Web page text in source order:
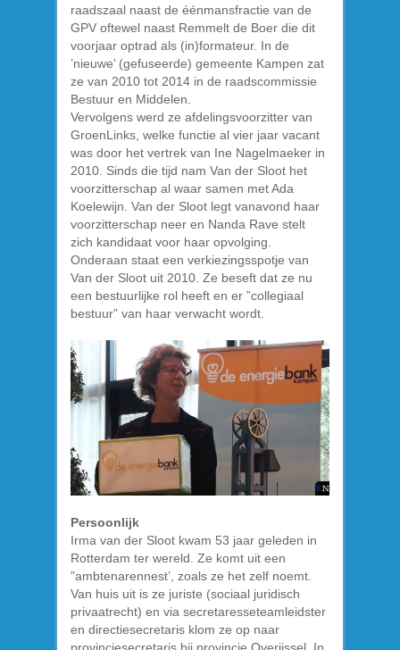
raadszaal naast de éénmansfractie van de
GPV oftewel naast Remmelt de Boer die dit
voorjaar optrad als (in)formateur. In de
’nieuwe’ (gefuseerde) gemeente Kampen zat
ze van 2010 tot 2014 in de raadscommissie
Bestuur en Middelen.
Vervolgens werd ze afdelingsvoorzitter van
GroenLinks, welke functie al vier jaar vacant
was door het vertrek van Ine Nagelmaeker in
2010. Sinds die tijd nam Van der Sloot het
voorzitterschap al waar samen met Ada
Koelewijn. Van der Sloot legt vanavond haar
voorzitterschap neer en Nanda Rave stelt
zich kandidaat voor haar opvolging.
Onderaan staat een verkiezingsspotje van
Van der Sloot uit 2010. Ze beseft dat ze nu
een bestuurlijke rol heeft en er ”collegiaal
bestuur” van haar verwacht wordt.
Persoonlijk
Irma van der Sloot kwam 53 jaar geleden in
Rotterdam ter wereld. Ze komt uit een
”ambtenarennest’, zoals ze het zelf noemt.
Van huis uit is ze juriste (sociaal juridisch
privaatrecht) en via secretaresseteamleidster
en directiesecretaris klom ze op naar